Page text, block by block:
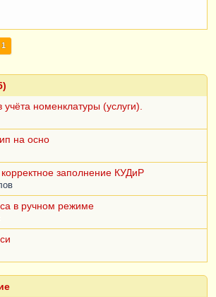
1
номенклатуры (услуги).
на осно
заполнение КУДиР
в ручном режиме